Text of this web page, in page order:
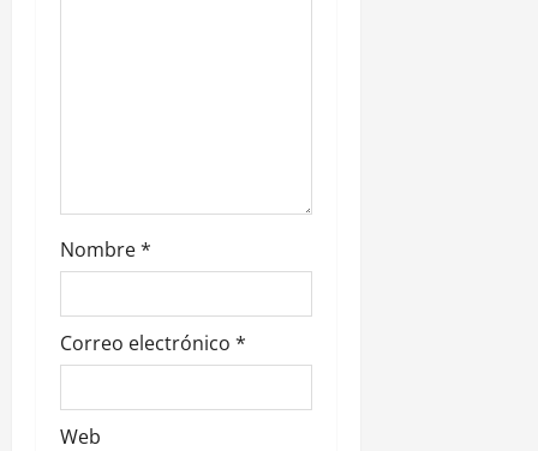
a
s
Nombre*
Correo electrónico *
Web